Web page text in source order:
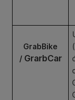
GrabBike
/ GrarbCar